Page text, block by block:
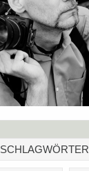
SCHLAGWÖRTER